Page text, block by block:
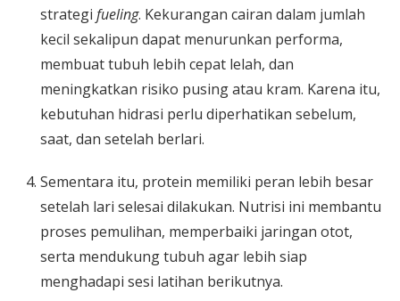
strategi fueling. Kekurangan cairan dalam jumlah
kecil sekalipun dapat menurunkan performa,
membuat tubuh lebih cepat lelah, dan
meningkatkan risiko pusing atau kram. Karena itu,
kebutuhan hidrasi perlu diperhatikan sebelum,
saat, dan setelah berlari.
Sementara itu, protein memiliki peran lebih besar
setelah lari selesai dilakukan. Nutrisi ini membantu
proses pemulihan, memperbaiki jaringan otot,
serta mendukung tubuh agar lebih siap
menghadapi sesi latihan berikutnya.